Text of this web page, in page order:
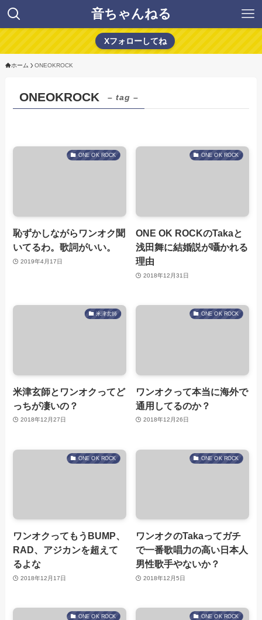
音ちゃんねる
Xフォローしてね
ホーム ONEOKROCK
ONEOKROCK – tag –
ONE OK ROCK
恥ずかしながらワンオク聞
いてるわ。歌詞がいい。
2019年4月17日
ONE OK ROCK
ONE OK ROCKのTakaと
浅田舞に結婚説が囁かれる
理由
2018年12月31日
米津玄師
米津玄師とワンオクってど
っちが凄いの？
2018年12月27日
ONE OK ROCK
ワンオクって本当に海外で
通用してるのか？
2018年12月26日
ONE OK ROCK
ワンオクってもうBUMP、
RAD、アジカンを超えて
るよな
2018年12月17日
ONE OK ROCK
ワンオクのTakaってガチ
で一番歌唱力の高い日本人
男性歌手やないか？
2018年12月5日
ONE OK ROCK ONE OK ROCK